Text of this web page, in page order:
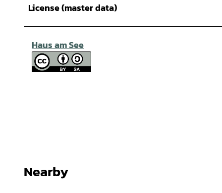
License (master data)
Haus am See
Nearby